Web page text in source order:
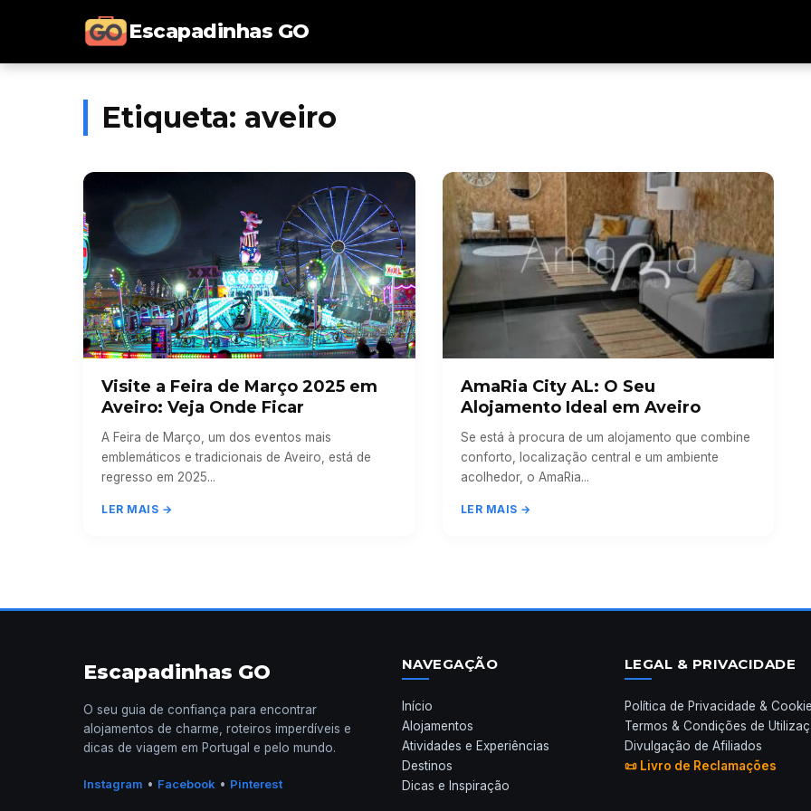
Escapadinhas GO
Etiqueta: aveiro
Visite a Feira de Março 2025 em
Aveiro: Veja Onde Ficar
A Feira de Março, um dos eventos mais
emblemáticos e tradicionais de Aveiro, está de
regresso em 2025...
LER MAIS →
AmaRia City AL: O Seu
Alojamento Ideal em Aveiro
Se está à procura de um alojamento que combine
conforto, localização central e um ambiente
acolhedor, o AmaRia...
LER MAIS →
Escapadinhas GO
O seu guia de confiança para encontrar
alojamentos de charme, roteiros imperdíveis e
dicas de viagem em Portugal e pelo mundo.
Instagram • Facebook • Pinterest
NAVEGAÇÃO
Início
Alojamentos
Atividades e Experiências
Destinos
Dicas e Inspiração
LEGAL & PRIVACIDADE
Política de Privacidade &
Termos & Condições de
Divulgação de Afiliados
📜 Livro de Reclamações